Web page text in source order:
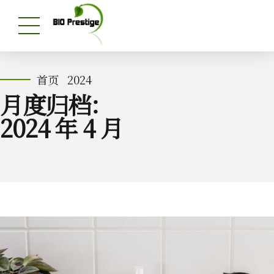
首页 2024
月度归档：
2024 年 4 月